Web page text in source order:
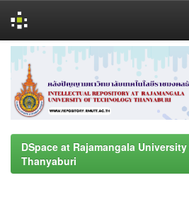
navigation
DSpace at Rajamangala
Thanyaburi